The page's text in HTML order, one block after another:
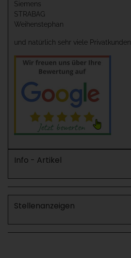
Siemens
STRABAG
Weihenstephan
und natürlich sehr viele Privatkunden
Info - Artikel
Stellenanzeigen